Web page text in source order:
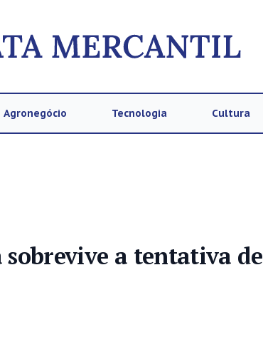
Agronegócio Tecnologia Cultura
sobrevive a tentativa de